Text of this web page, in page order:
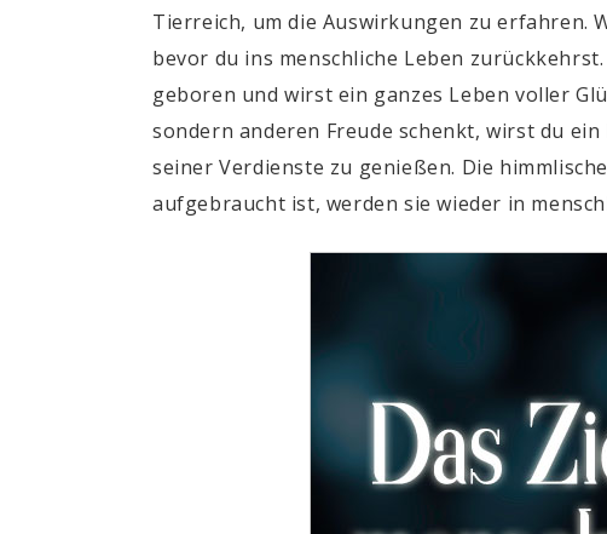
Tierreich, um die Auswirkungen zu erfahren.
bevor du ins menschliche Leben
geboren und wirst ein ganzes Leben voller
sondern anderen Freude schenkt, wirst du
seiner Verdienste zu genießen. Die
aufgebraucht ist, werden sie wieder in